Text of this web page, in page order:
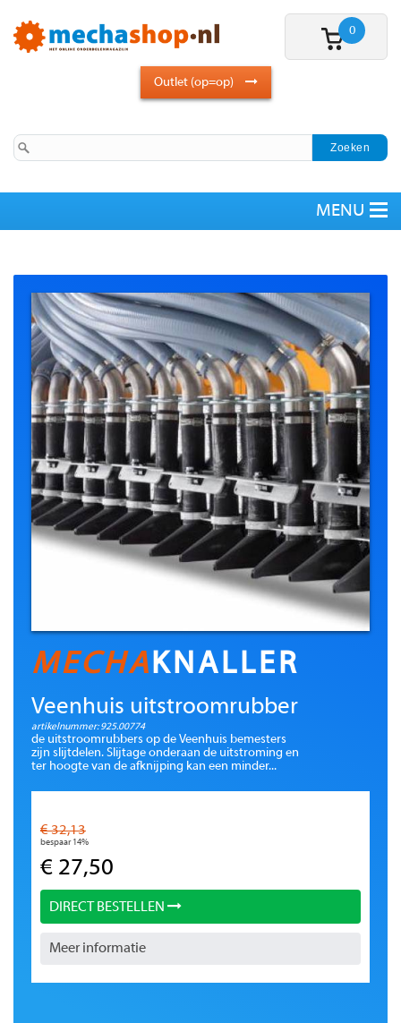
0
Outlet (op=op)
MECHAKNALLER
Veenhuis uitstroomrubber
artikelnummer: 925.00774
de uitstroomrubbers op de Veenhuis bemesters
zijn slijtdelen. Slijtage onderaan de uitstroming en
ter hoogte van de afknijping kan een minder...
€ 32,13
bespaar 14%
€ 27,50
DIRECT BESTELLEN
Meer informatie